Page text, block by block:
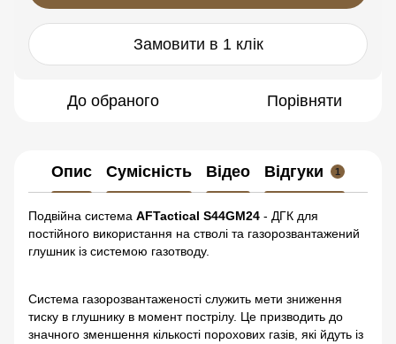
Замовити в 1 клік
До обраного Порівняти
Опис Сумісність Відео Відгуки 1
Подвійна система AFTactical S44GM24 - ДГК для
постійного використання на стволі та газорозвантажений
глушник із системою газотводу.
Система газорозвантаженості служить мети зниження
тиску в глушнику в момент пострілу. Це призводить до
значного зменшення кількості порохових газів, які йдуть із